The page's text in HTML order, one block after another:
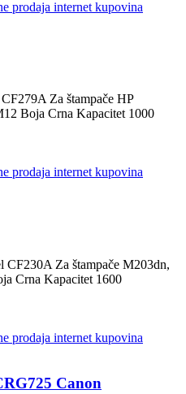
Za štampače HP
Boja Crna Kapacitet 1000
CF230A Za štampače M203dn,
Crna Kapacitet 1600
Canon